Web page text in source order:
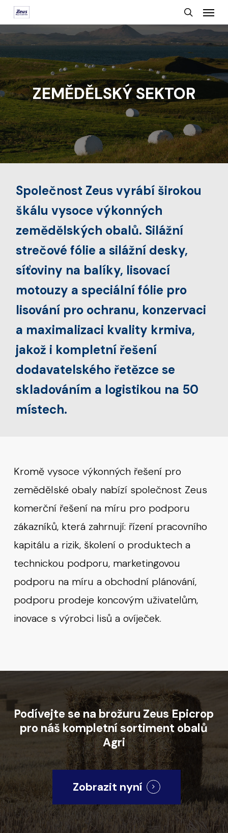
Skip
to
main
content
search
Menu
ZEMĚDĚLSKÝ SEKTOR
Společnost Zeus vyrábí širokou
škálu vysoce výkonných
zemědělských obalů. Silážní
strečové fólie a silážní desky,
síťoviny na balíky, lisovací
motouzy a speciální fólie pro
lisování pro ochranu, konzervaci
a maximalizaci kvality krmiva,
jakož i kompletní řešení
dodavatelského řetězce se
skladováním a logistikou na 50
místech.
Kromě vysoce výkonných řešení pro
zemědělské obaly nabízí společnost Zeus
komerční řešení na míru pro podporu
zákazníků, která zahrnují: řízení pracovního
kapitálu a rizik, školení o produktech a
technickou podporu, marketingovou
podporu na míru a obchodní plánování,
podporu prodeje koncovým uživatelům,
inovace s výrobci lisů a ovíječek.
Podívejte sena brožuruZeusEpicrop
pro náš kompletnísortimentobalů
Agri
Zobrazit nyní